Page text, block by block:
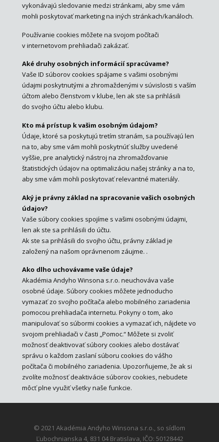
vykonávajú sledovanie medzi stránkami, aby sme vám
mohli poskytovať marketing na iných stránkach/kanáloch.
Používanie cookies môžete na svojom počítači
v internetovom prehliadači zakázať.
Aké druhy osobných informácií spracúvame?
Vaše ID súborov cookies spájame s vašimi osobnými
údajmi poskytnutými a zhromaždenými v súvislosti s vaším
účtom alebo členstvom v klube, len ak ste sa prihlásili
do svojho účtu alebo klubu.
Kto má prístup k vašim osobným údajom?
Údaje, ktoré sa poskytujú tretím stranám, sa používajú len
na to, aby sme vám mohli poskytnúť služby uvedené
vyššie, pre analytický nástroj na zhromažďovanie
štatistických údajov na optimalizáciu našej stránky a na to,
aby sme vám mohli poskytovať relevantné materiály.
Aký je právny základ na spracovanie vašich osobných
údajov?
Vaše súbory cookies spojíme s vašimi osobnými údajmi,
len ak ste sa prihlásili do účtu.
Ak ste sa prihlásili do svojho účtu, právny základ je
založený na našom oprávnenom záujme. .
Ako dlho uchovávame vaše údaje?
Akadémia Andyho Winsona s.r.o. neuchováva vaše
osobné údaje. Súbory cookies môžete jednoducho
vymazať zo svojho počítača alebo mobilného zariadenia
pomocou prehliadača internetu. Pokyny o tom, ako
manipulovať so súbormi cookies a vymazať ich, nájdete vo
svojom prehliadači v časti „Pomoc.“ Môžete si zvoliť
možnosť deaktivovať súbory cookies alebo dostávať
správu o každom zaslaní súboru cookies do vášho
počítača či mobilného zariadenia. Upozorňujeme, že ak si
zvolíte možnosť deaktivácie súborov cookies, nebudete
môcť plne využiť všetky naše funkcie.
© 2021 Akadémia Andyho Winsona s.r.o., so sídlom
Ľubochnianska 4, 831 04 Bratislava, IČO: 50128442